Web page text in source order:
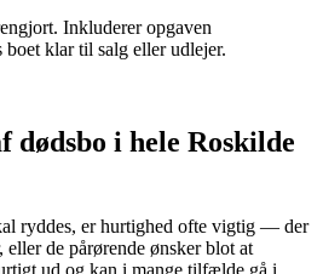
Inkluderer opgaven
boet klar til salg eller udlejer.
i hele Roskilde
ryddes, er hurtighed ofte vigtig — der
de pårørende ønsker blot at
ud og kan i mange tilfælde gå i